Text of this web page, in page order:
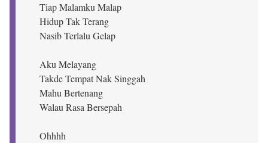
Tiap Malamku Malap
Hidup Tak Terang
Nasib Terlalu Gelap
Aku Melayang
Takde Tempat Nak Singgah
Mahu Bertenang
Walau Rasa Bersepah
Ohhhh